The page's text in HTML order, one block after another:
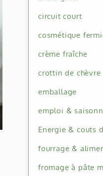
circuit court
cosmétique
crème fraîche
crottin de chèvre
emballage
emploi &
Energie & couts
fourrage &
fromage à pâte